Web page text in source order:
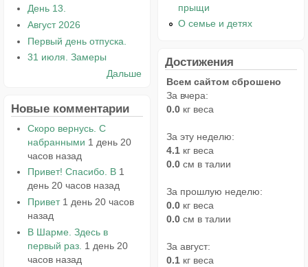
День 13.
Август 2026
Первый день отпуска.
31 июля. Замеры
Дальше
Новые комментарии
Скоро вернусь. С
набранными 1 день 20
часов назад
Привет! Спасибо. В 1
день 20 часов назад
Привет 1 день 20 часов
назад
В Шарме. Здесь в
первый раз. 1 день 20
часов назад
прыщи
О семье и детях
Достижения
Всем сайтом сброшено
За вчера:
0.0 кг веса
За эту неделю:
4.1 кг веса
0.0 см в талии
За прошлую неделю:
0.0 кг веса
0.0 см в талии
За август:
0.1 кг веса